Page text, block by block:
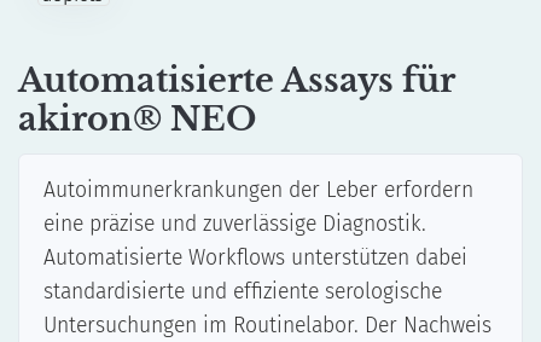
LINE & Dot
Manuelle Assays
Automatisierte Assays für DotDiver2.0
Erkrankungen des Bindegewebes
ELISA
LINE & Dot
Manuelle Assays
Automatisierte Assays für DotDiver2.0
Automatisierte Assays für
akiron® NEO
Autoimmunerkrankungen der Leber erfordern
eine präzise und zuverlässige Diagnostik.
Automatisierte Workflows unterstützen dabei
standardisierte und effiziente serologische
Untersuchungen im Routinelabor. Der Nachweis